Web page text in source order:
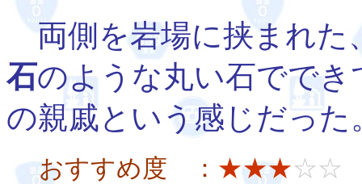
両側を岩場に挟まれた
石のような丸い石でで
の親戚という感じだった
おすすめ度 ： ★★★☆☆